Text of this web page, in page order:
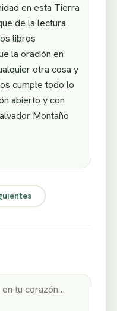
en esta Tierra
de la lectura
libros
la oración en
otra cosa y
cumple todo lo
abierto y con
Montaño